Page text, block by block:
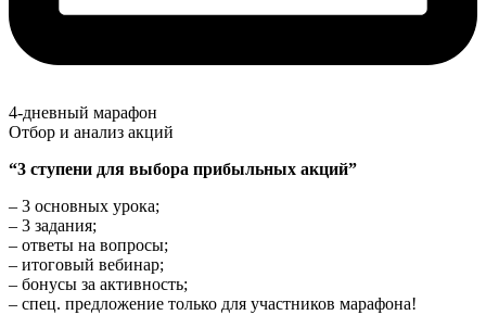
4-дневный марафон
Отбор и анализ акций
“3 ступени для выбора прибыльных акций”
– 3 основных урока;
– 3 задания;
– ответы на вопросы;
– итоговый вебинар;
– бонусы за активность;
– спец. предложение только для участников марафона!